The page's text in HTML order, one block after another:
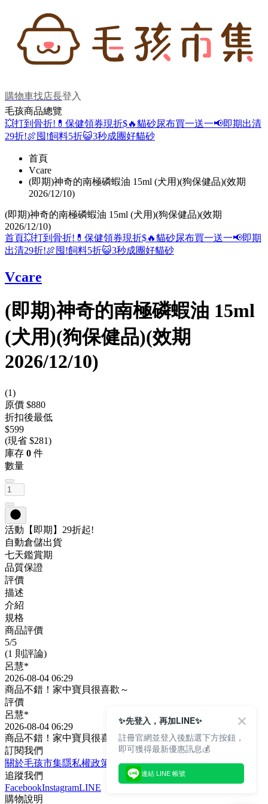
購物車找店長登入
毛孩商品總覽
💥打到骨折! 💊保健領券現折$🔥貓砂尿布買一送一📢即期出清
29折!🍖囤!飼料5折😺3秒成團好貓砂
首頁
Vcare
(即期)神奇的南極磷蝦油 15ml (犬用)(狗保健品)(效期
2026/12/10)
(即期)神奇的南極磷蝦油 15ml (犬用)(狗保健品)(效期
2026/12/10)
首頁💥打到骨折! 💊保健領券現折$🔥貓砂尿布買一送一📢即期
出清29折!🍖囤!飼料5折😺3秒成團好貓砂
Vcare
(即期)神奇的南極磷蝦油 15ml
(犬用)(狗保健品)(效期
2026/12/10)
(1)
原價 $880
折扣後最低
$599
(現省 $281)
庫存 0 件
數量
活動 【即期】29折起!
自動倉儲出貨
七天鑑賞期
品質保證
評價
描述
介紹
規格
商品評價
5/5
(1 則評論)
呂慧*
2026-08-04 06:29
商品不錯！家中寶貝很喜歡～
評價
呂慧*
2026-08-04 06:29
商品不錯！家中寶貝很喜歡～
訂閱我們
關於毛孩市集隱私權政策
文章
追蹤我們
FacebookInstagramLINE
購物說明
✨先登入，再加LINE✨
註冊官網並登入後點選下方按鈕，
即可獲得最新優惠訊息💰
連結 LINE 帳號